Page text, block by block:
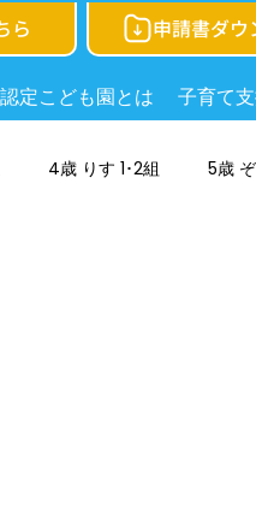
ら 申請書ダウ
認定こども園とは 子育て
4歳 りす 1･2組 5歳